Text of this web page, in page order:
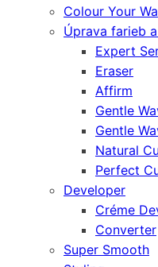
Colour Your
Úprava farieb
Expert
Eraser
Affirm
Gentle
Gentle
Natural
Perfect
Developer
Créme
Converter
Super Smooth